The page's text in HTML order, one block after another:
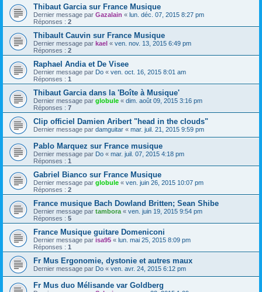
Thibaut Garcia sur France Musique
Dernier message par Gazalain « lun. déc. 07, 2015 8:27 pm
Réponses : 2
Thibault Cauvin sur France Musique
Dernier message par kael « ven. nov. 13, 2015 6:49 pm
Réponses : 2
Raphael Andia et De Visee
Dernier message par Do « ven. oct. 16, 2015 8:01 am
Réponses : 1
Thibaut Garcia dans la 'Boîte à Musique'
Dernier message par globule « dim. août 09, 2015 3:16 pm
Réponses : 7
Clip officiel Damien Aribert "head in the clouds"
Dernier message par damguitar « mar. juil. 21, 2015 9:59 pm
Pablo Marquez sur France musique
Dernier message par Do « mar. juil. 07, 2015 4:18 pm
Réponses : 1
Gabriel Bianco sur France Musique
Dernier message par globule « ven. juin 26, 2015 10:07 pm
Réponses : 2
France musique Bach Dowland Britten; Sean Shibe
Dernier message par tambora « ven. juin 19, 2015 9:54 pm
Réponses : 5
France Musique guitare Domeniconi
Dernier message par isa95 « lun. mai 25, 2015 8:09 pm
Réponses : 1
Fr Mus Ergonomie, dystonie et autres maux
Dernier message par Do « ven. avr. 24, 2015 6:12 pm
Fr Mus duo Mélisande var Goldberg